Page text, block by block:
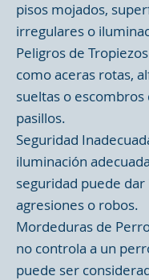
pisos mojados,
irregulares o
Peligros de
como aceras rotas,
sueltas o escombros
pasillos.
Seguridad
iluminación
seguridad puede dar
agresiones o robos.
Mordeduras de
no controla a un
puede ser